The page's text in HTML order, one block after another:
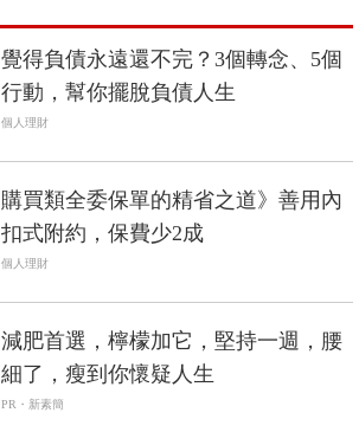
覺得負債永遠還不完？3個轉念、5個
行動，幫你擺脫負債人生
個人理財
購買類全委保單的精省之道》善用內
扣式附約，保費少2成
個人理財
減肥首選，檸檬加它，堅持一週，腰
細了，瘦到你懷疑人生
PR・新素簡